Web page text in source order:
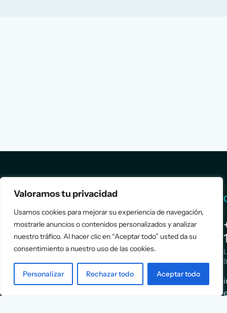
Valoramos tu privacidad
Usamos cookies para mejorar su experiencia de navegación,
mostrarle anuncios o contenidos personalizados y analizar
nuestro tráfico. Al hacer clic en “Aceptar todo” usted da su
consentimiento a nuestro uso de las cookies.
Personalizar Rechazar todo Aceptar todo
Española
de
Services
Assessment
Positioning
Strategy
Implementation
About Us
Services
Blog
Terms &